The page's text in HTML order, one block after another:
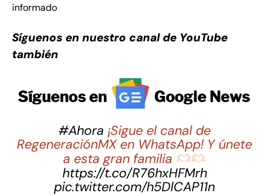
informado
Síguenos en nuestro canal de YouTube
también
#Ahora ¡Sigue el canal de
RegeneraciónMX en WhatsApp! Y únete
a esta gran familia
https://t.co/R76hxHFMrh
pic.twitter.com/h5DlCAP11n